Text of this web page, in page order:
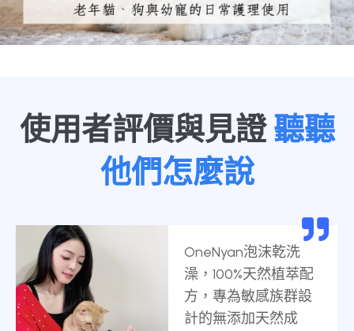
使用者評價與見證聽聽
他們怎麼說
OneNyan泡沫乾洗
澡，100%天然植萃配
方，專為敏感族群設
計的無添加天然成